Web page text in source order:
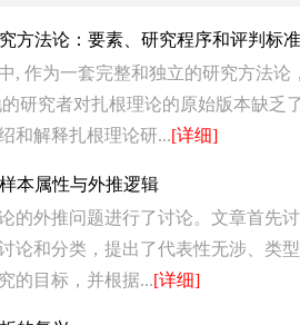
方法论：要素、研究程序和评判标准
, 作为一套完整和独立的研究方法
研究者对扎根理论的原始版本缺
和解释扎根理论研...[详细]
本属性与外推逻辑
的外推问题进行了讨论。文章首先
论和分类，提出了代表性无涉、类
的目标，并根据...[详细]